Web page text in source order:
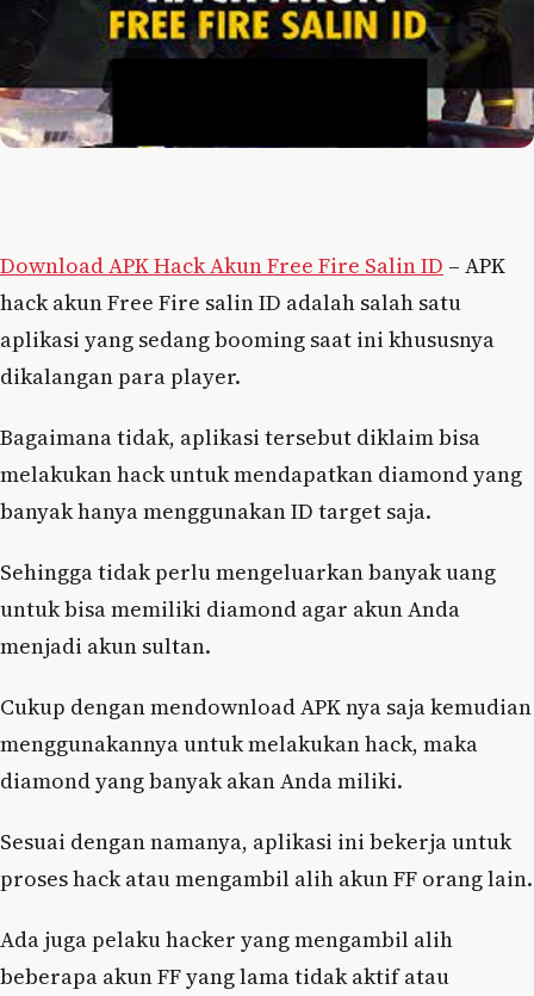
Download APK Hack Akun Free Fire Salin ID – APK
hack akun Free Fire salin ID adalah salah satu
aplikasi yang sedang booming saat ini khususnya
dikalangan para player.
Bagaimana tidak, aplikasi tersebut diklaim bisa
melakukan hack untuk mendapatkan diamond yang
banyak hanya menggunakan ID target saja.
Sehingga tidak perlu mengeluarkan banyak uang
untuk bisa memiliki diamond agar akun Anda
menjadi akun sultan.
Cukup dengan mendownload APK nya saja kemudian
menggunakannya untuk melakukan hack, maka
diamond yang banyak akan Anda miliki.
Sesuai dengan namanya, aplikasi ini bekerja untuk
proses hack atau mengambil alih akun FF orang lain.
Ada juga pelaku hacker yang mengambil alih
beberapa akun FF yang lama tidak aktif atau